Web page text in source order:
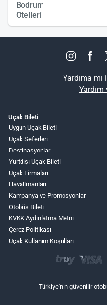
Bodrum
Otelleri
Yardıma mı
Yardım
Uçak Bileti
Uygun Uçak Bileti
Uçak Seferleri
Destinasyonlar
Yurtdışı Uçak Bileti
Uçak Firmaları
Havalimanları
Kampanya ve Promosyonlar
Otobüs Bileti
KVKK Aydınlatma Metni
Çerez Politikası
Uçak Kullanım Koşulları
Türkiye'nin güvenilir